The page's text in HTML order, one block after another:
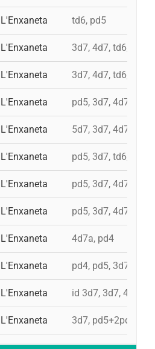
L'Enxaneta td6, pd5
L'Enxaneta 3d7, 4d7, td6, pd5c
L'Enxaneta 3d7, 4d7, td6, 2pd5
L'Enxaneta pd5, 3d7, 4d7, td6,
L'Enxaneta 5d7, 3d7, 4d7a, pd5
L'Enxaneta pd5, 3d7, td6, 4d7,
L'Enxaneta pd5, 3d7, 4d7, td6,
L'Enxaneta pd5, 3d7, 4d7, td6,
L'Enxaneta 4d7a, pd4
L'Enxaneta pd4, pd5, 3d7, pd5,
L'Enxaneta id 3d7, 3d7, 4d7,
L'Enxaneta 3d7, pd5+2pd4